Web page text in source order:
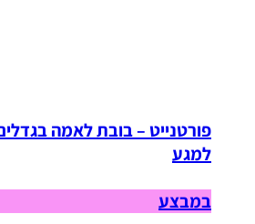
פורטנייט – בובת לאמה
למגע
במבצע